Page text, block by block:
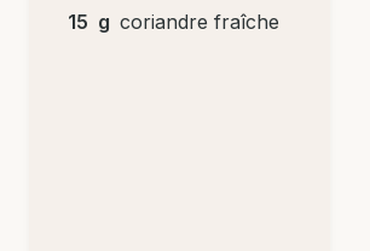
15 g coriandre fraîche